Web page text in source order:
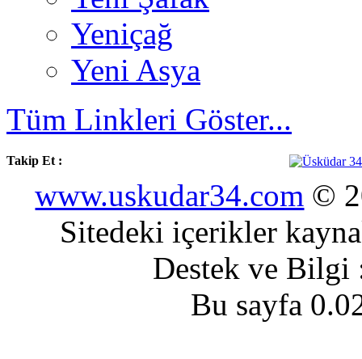
Yeniçağ
Yeni Asya
Tüm Linkleri Göster...
Takip Et :
www.uskudar34.com ©
Sitedeki içerikler
Destek ve
Bu sayfa